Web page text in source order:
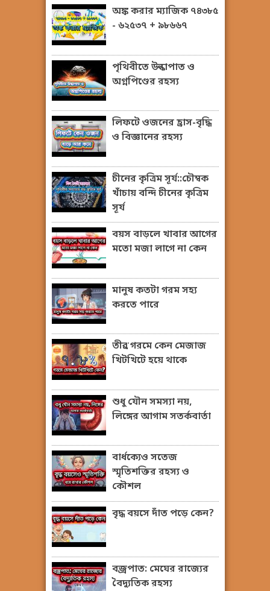
অঙ্ক করার ম্যাজিক ৭৪৩৮৫
- ৬২৫৩৭ + ৯৮৬৬৭
পৃথিবীতে উল্কাপাত ও
অগ্নপিণ্ডের রহস্য
লিফটে ওজনের হ্রাস-বৃদ্ধি
ও বিজ্ঞানের রহস্য
চীনের কৃত্রিম সূর্য::চৌম্বক
খাঁচায় বন্দি চীনের কৃত্রিম
সূর্য
বয়স বাড়লে খাবার আগের
মতো মজা লাগে না কেন
মানুষ কতটা গরম সহ্য
করতে পারে
তীব্র গরমে কেন মেজাজ
খিটখিটে হয়ে থাকে
শুধু যৌন সমস্যা নয়,
লিঙ্গের আগাম সতর্কবার্তা
বার্ধক্যেও সতেজ
স্মৃতিশক্তির রহস্য ও
কৌশল
বৃদ্ধ বয়সে দাঁত পড়ে কেন?
বজ্রপাত: মেঘের রাজ্যের
বৈদ্যুতিক রহস্য